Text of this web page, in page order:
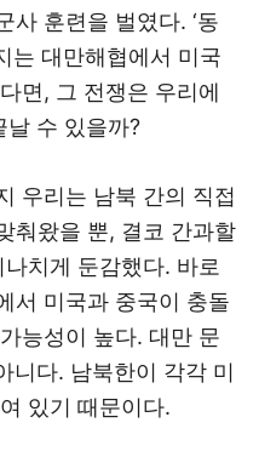
사 훈련을 벌였다. ‘동
는 대만해협에서 미국
면, 그 전쟁은 우리에
날 수 있을까?
우리는 남북 간의 직접
춰왔을 뿐, 결코 간과할
치게 둔감했다. 바로
서 미국과 중국이 충돌
능성이 높다. 대만 문
니다. 남북한이 각각 미
있기 때문이다.